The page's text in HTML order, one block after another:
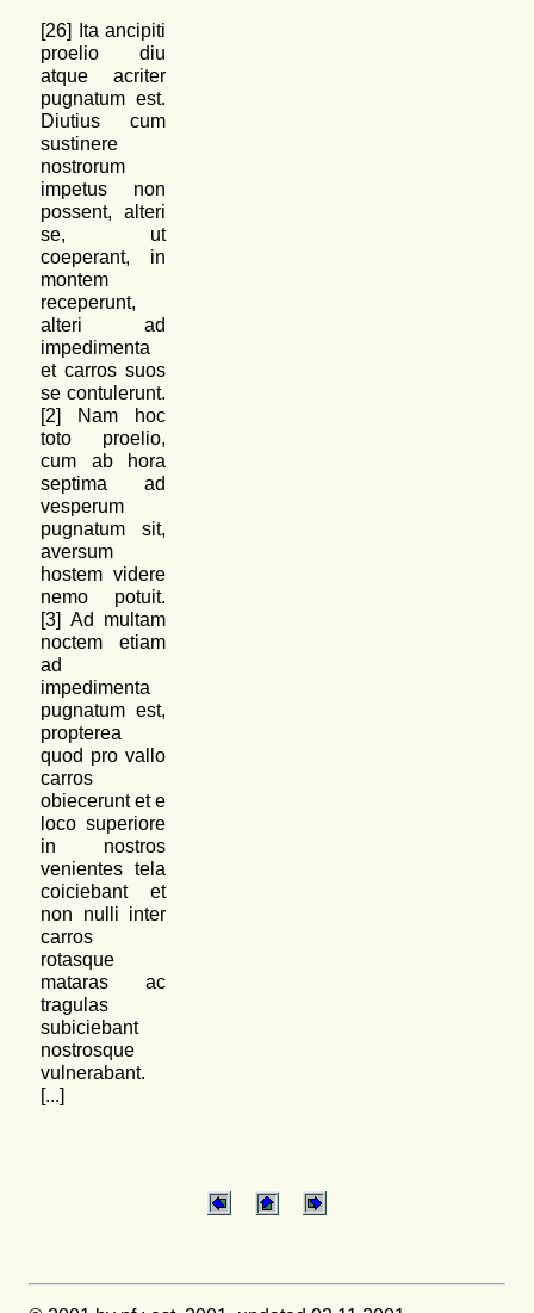
[26] Ita ancipiti
proelio diu
atque acriter
pugnatum est.
Diutius cum
sustinere
nostrorum
impetus non
possent, alteri
se, ut
coeperant, in
montem
receperunt,
alteri ad
impedimenta
et carros suos
se contulerunt.
[2] Nam hoc
toto proelio,
cum ab hora
septima ad
vesperum
pugnatum sit,
aversum
hostem videre
nemo potuit.
[3] Ad multam
noctem etiam
ad
impedimenta
pugnatum est,
propterea
quod pro vallo
carros
obiecerunt et e
loco superiore
in nostros
venientes tela
coiciebant et
non nulli inter
carros
rotasque
mataras ac
tragulas
subiciebant
nostrosque
vulnerabant.
[...]